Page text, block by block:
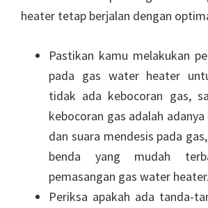
heater tetap berjalan dengan
Pastikan kamu melakukan
pada gas water heater
tidak ada kebocoran gas,
kebocoran gas adalah
dan suara mendesis pada
benda yang mudah
pemasangan gas water heater.
Periksa apakah ada tanda-